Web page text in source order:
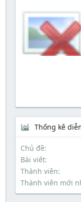
Thống kê
Chủ đề
Bài viết
Thành viên
Thành viên mới